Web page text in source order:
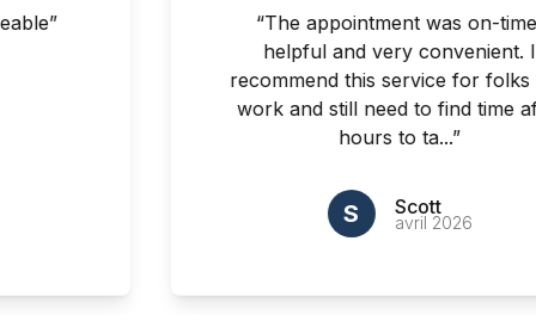
“The appointment was on-time,
helpful and very convenient. I
recommend this service for folks
work and still need to find time
hours to ta...”
S Scott
avril 2026